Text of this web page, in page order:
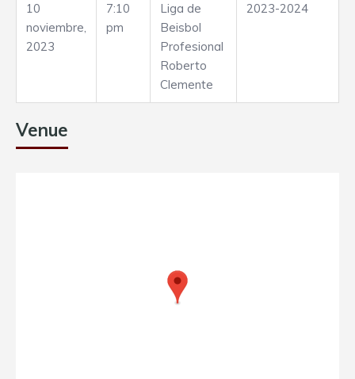
10
noviembre,
2023
7:10
pm
Liga de
Beisbol
Profesional
Roberto
Clemente
2023-2024
Venue